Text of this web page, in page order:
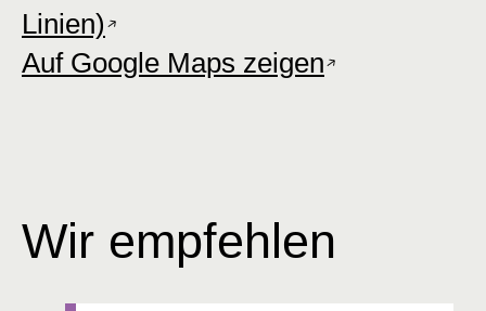
Linien)
Auf Google Maps zeigen
Wir empfehlen